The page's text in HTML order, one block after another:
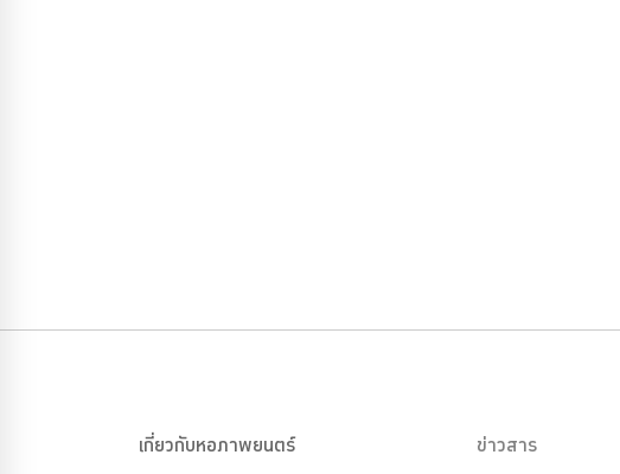
เกี่ยวกับหอภาพยนตร์
ข่าวสาร